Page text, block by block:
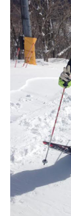
レッスンテーマ
初級1
初級2
中級1
中級2
特別講座
PV
講師から選ぶ